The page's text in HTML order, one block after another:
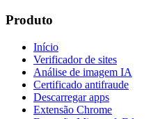
Produto
Início
Verificador de sites
Análise de imagem IA
Certificado antifraude
Descarregar apps
Extensão Chrome